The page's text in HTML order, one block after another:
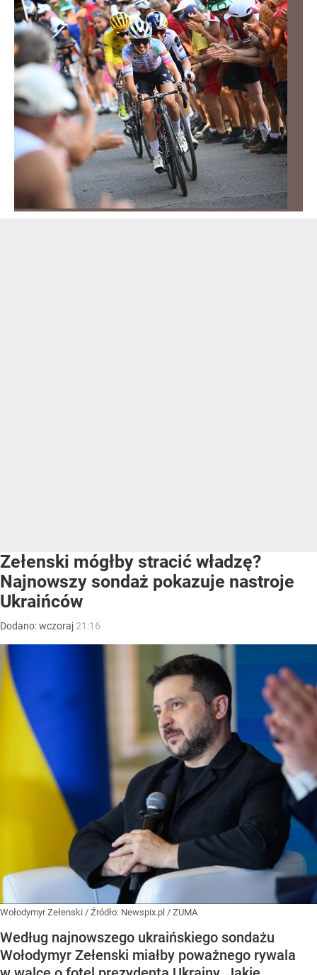
Zełenski mógłby stracić władzę?
Najnowszy sondaż pokazuje nastroje
Ukraińców
Dodano:wczoraj 21:16
Wołodymyr Zełenski / Źródło: Newspix.pl / ZUMA
Według najnowszego ukraińskiego sondażu
Wołodymyr Zełenski miałby poważnego rywala